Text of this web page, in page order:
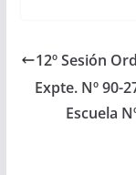
Escuela
El Jardín,
departamento
12º Sesión
Expte. Nº 90-
Escuela